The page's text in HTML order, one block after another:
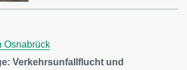
Osnabrück
Verkehrsunfallflucht und